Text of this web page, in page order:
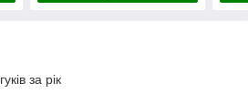
за рік